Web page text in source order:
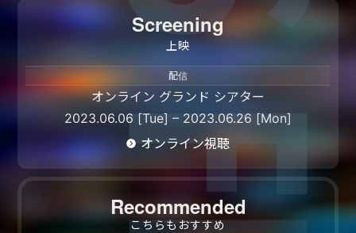
Screening
上映
配信
オンライン グランド シアター
2023.06.06 [Tue] – 2023.06.26 [Mon]
オンライン視聴
Recommended
こちらもおすすめ